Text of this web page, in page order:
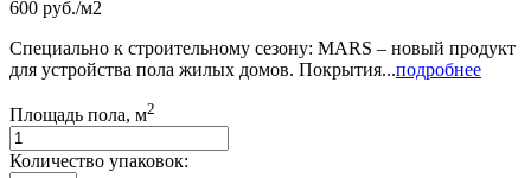
600 руб./м2
Специально к строительному сезону: MARS – новый продукт
для устройства пола жилых домов. Покрытия...подробнее
Площадь пола, м2
Количество упаковок: